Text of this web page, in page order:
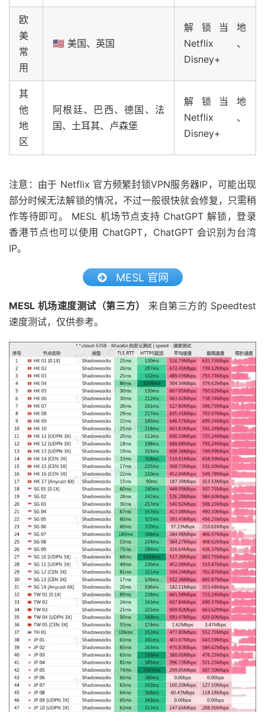
欧
美
常
用
🇺🇸 美国、英国
解锁当地
Netflix、
Disney+
其
他
地
区
阿根廷、巴西、德国、法
国、土耳其、卢森堡
解锁当地
Netflix、
Disney+
注意：由于 Netflix 官方频繁封锁VPN服务器IP，可能出现
部分时候无法解锁的情况，不过一般很快就会修复，只需稍
作等待即可。 MESL 机场节点支持 ChatGPT 解锁，登录
香港节点也可以使用 ChatGPT，ChatGPT 会识别为台湾
IP。
MESL 官网
MESL 机场速度测试（第三方）
来自第三方的 Speedtest
速度测试，仅供参考。